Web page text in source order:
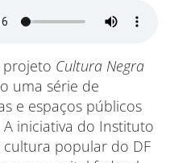
projeto Cultura Negra
uma série de
e espaços públicos
iniciativa do Instituto
cultura popular do DF